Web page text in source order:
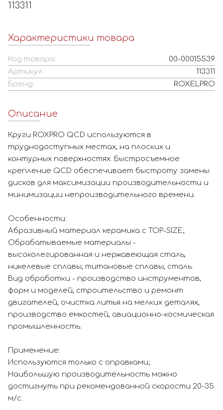
113311
Характеристики товара
Код товара:
00-00015539
Артикул:
113311
Бренд:
ROXELPRO
Описание
Круги ROXPRO QCD используются в
труднодоступных местах, на плоских и
контурных поверхностях. Быстросъемное
крепление QCD обеспечивает быстроту замены
дисков для максимизации производительности и
минимизации непроизводительного времени.
Особенности:
Абразивный материал керамика с TOP-SIZE;
Обрабатываемые материалы -
высоколегированная и нержавеющая сталь,
никелевые сплавы, титановые сплавы, сталь.
Вид обработки - производство инструментов,
форм и моделей, строительство и ремонт
двигателей, очистка литья на мелких деталях,
производство емкостей, авиационно-космическая
промышленность.
Применение:
Используются только с оправками;
Наибольшую производительность можно
достигнуть при рекомендованной скорости 20-35
м/с.